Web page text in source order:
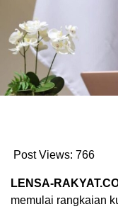
Post Views: 766
LENSA-
memulai rangkaian